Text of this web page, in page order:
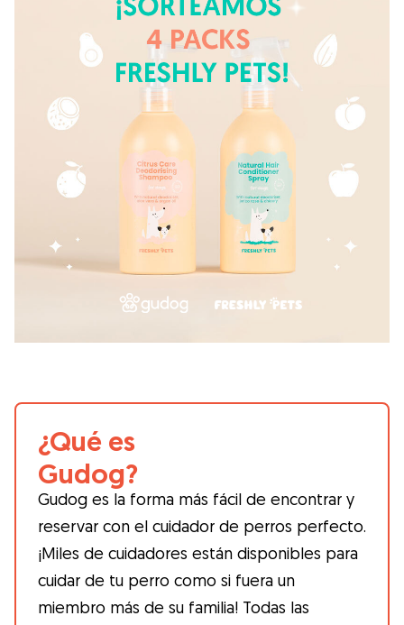
¿Qué es
Gudog?
Gudog es la forma más fácil de encontrar y
reservar con el cuidador de perros perfecto.
¡Miles de cuidadores están disponibles para
cuidar de tu perro como si fuera un
miembro más de su familia! Todas las